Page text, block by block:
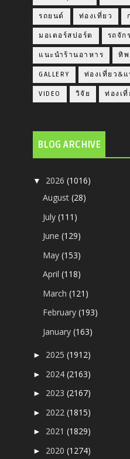
รถยนต์ ท่องเที่ยว
มอเตอร์สปอร์ต รถจัก
แนะนำร้านอาหาร ทิ
GALLERY ท่องเที่ยว&
VIDEO วิจัย ท่องเ
BLOG ARCHIVE
▼ 2026(1016)
August(28)
July(111)
June(129)
May(153)
April(118)
March(121)
February(193)
January(163)
► 2025(1912)
► 2024(2163)
► 2023(2167)
► 2022(1815)
► 2021(1829)
► 2020(1274)